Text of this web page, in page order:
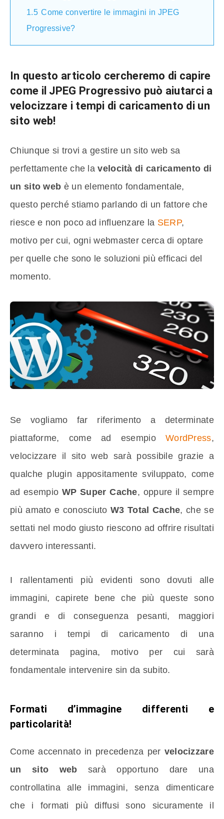
1.5 Come convertire le immagini in JPEG
Progressive?
In questo articolo cercheremo di capire
come il JPEG Progressivo può aiutarci a
velocizzare i tempi di caricamento di un
sito web!
Chiunque si trovi a gestire un sito web sa
perfettamente che lavelocità di caricamento di
un sito web è un elemento fondamentale,
questo perché stiamo parlando di un fattore che
riesce e non poco ad influenzare la SERP,
motivo per cui, ogni webmaster cerca di optare
per quelle che sono le soluzioni più efficaci del
momento.
Se vogliamo far riferimento a determinate
piattaforme, come ad esempio WordPress,
velocizzare il sito web sarà possibile grazie a
qualche plugin appositamente sviluppato, come
ad esempio WP Super Cache, oppure il sempre
più amato e conosciutoW3 Total Cache, che se
settati nel modo giusto riescono ad offrire risultati
davvero interessanti.
I rallentamenti più evidenti sono dovuti alle
immagini, capirete bene che più queste sono
grandi e di conseguenza pesanti, maggiori
saranno i tempi di caricamento di una
determinata pagina, motivo per cui sarà
fondamentale intervenire sin da subito.
Formati d’immagine differenti e
particolarità!
Come accennato in precedenza per velocizzare
un sito web sarà opportuno dare una
controllatina alle immagini, senza dimenticare
che i formati più diffusi sono sicuramente il